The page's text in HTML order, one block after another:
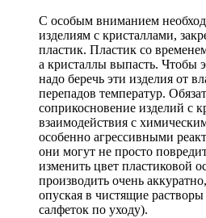
С особым вниманием
изделиям с кристаллами,
пластик. Пластик со
а кристаллы выпасть. Чтобы
надо беречь эти изделия от
перепадов температур.
соприкосновение изделий с
взаимодействия с
особенно агрессивными
они могут не просто
изменить цвет пластиковой
производить очень
опуская в чистящие
салфеток по уходу).